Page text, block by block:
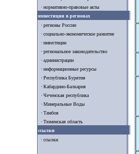
нормативно-правовые акты
инвестиции в регионах
регионы России
социально-экономическое развитие
инвестиции
региональное законодательство
администрации
информационные ресурсы
Республика Бурятия
Кабардино-Балкария
Чеченская республика
Минеральные Воды
Тамбов
Тюменская область
ссылки
ссылки